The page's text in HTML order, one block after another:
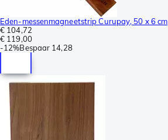
Eden-messenmagneetstrip Curupay, 50 x 6 cm
€ 104,72
€ 119,00
-12%Bespaar 14,28